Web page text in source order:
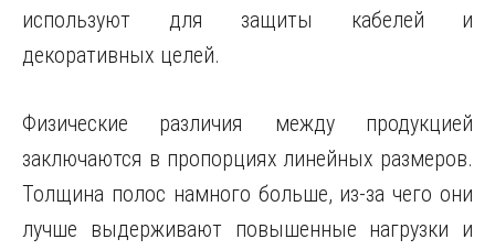
используют для защиты кабелей и
декоративных целей.
Физические различия между продукцией
заключаются в пропорциях линейных размеров.
Толщина полос намного больше, из-за чего они
лучше выдерживают повышенные нагрузки и